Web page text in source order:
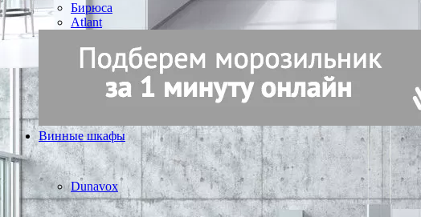
Бирюса
Atlant
Винные шкафы
Dunavox